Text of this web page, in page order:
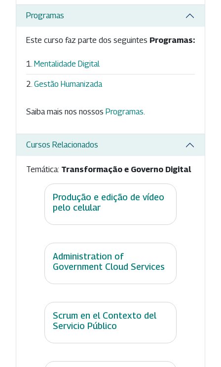
Programas
Este curso faz parte dos seguintes Programas:
Mentalidade Digital
Gestão Humanizada
Saiba mais nos nossos Programas
Cursos Relacionados
Temática: Transformação e Governo Digital
Produção e edição de vídeo
pelo celular
Administration of
Government Cloud Services
Scrum en el Contexto del
Servicio Público